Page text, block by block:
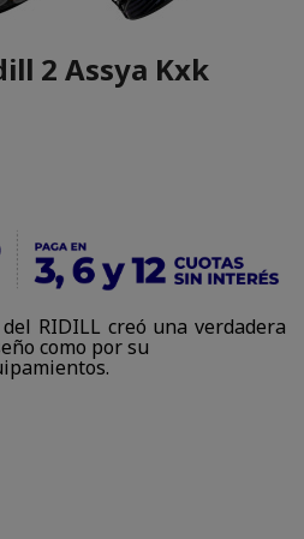
2 Assya Kxk
RIDILL creó una verdadera
como por su